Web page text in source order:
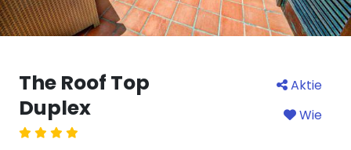
The Roof Top
Duplex
Aktie
Wie